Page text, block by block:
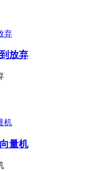
放弃
量机